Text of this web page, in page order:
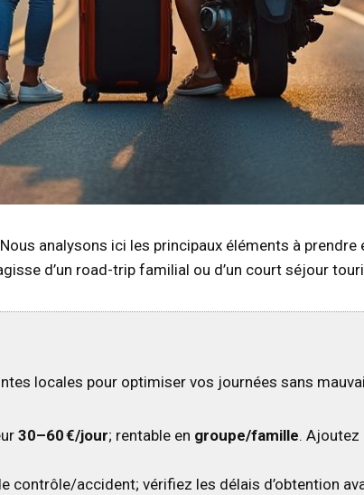
analysons ici les principaux éléments à prendre
d’un road-trip familial ou d’un court séjour
locales pour optimiser vos journées sans
30–60 €/jour; rentable en groupe/famille.
contrôle/accident; vérifiez les délais d’obtention